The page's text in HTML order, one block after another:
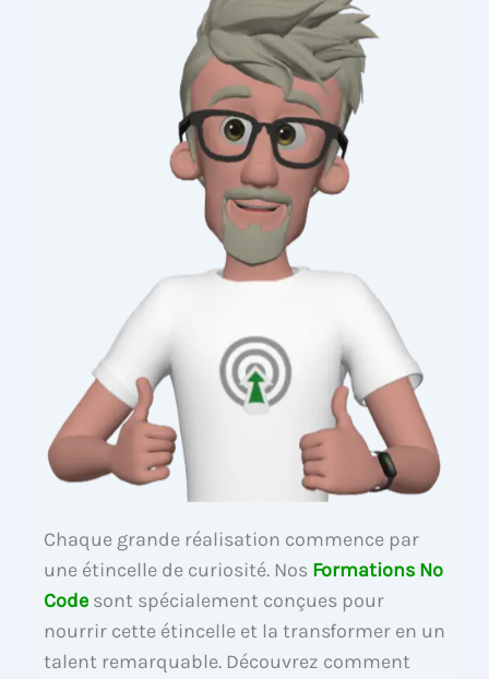
Chaque grande réalisation commence par
une étincelle de curiosité. Nos Formations No
Code sont spécialement conçues pour
nourrir cette étincelle et la transformer en un
talent remarquable. Découvrez comment